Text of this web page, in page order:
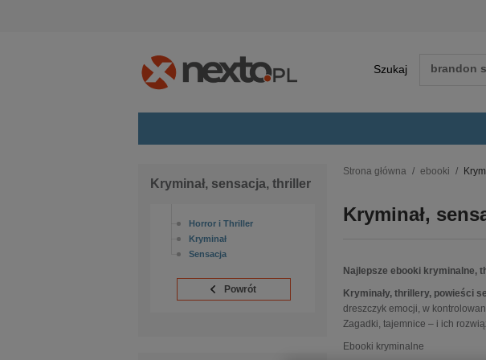
Szukaj
darmowe wydania
dzienniki
hobby, sport, rozrywka
psychologiczne
historia
zdrowie
religie
Strona główna ebooki
Kryminał,
Najlepsze ebooki kryminalne,
Kryminały, thrillery, powieści
dreszczyk emocji, w
Zagadki, tajemnice – i ich
Ebooki kryminalne
Kryminał, sensacja, thriller
Horror i Thriller
Kryminał
Sensacja
Powrót